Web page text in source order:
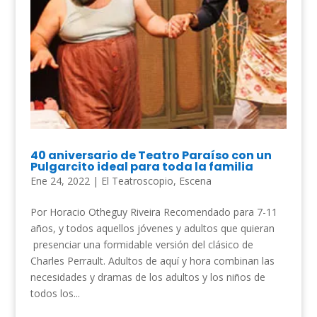
40 aniversario de Teatro Paraíso con un
Pulgarcito ideal para toda la familia
Ene 24, 2022| El Teatroscopio, Escena
Por Horacio Otheguy Riveira Recomendado para 7-11
años, y todos aquellos jóvenes y adultos que quieran
presenciar una formidable versión del clásico de
Charles Perrault. Adultos de aquí y hora combinan las
necesidades y dramas de los adultos y los niños de
todos los...